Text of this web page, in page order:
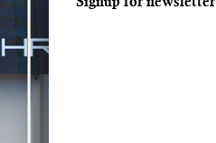
Signup for newsletter